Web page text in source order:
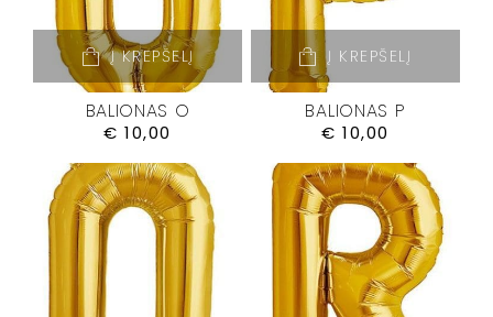
Į KREPŠELĮ
BALIONAS O
€ 10,00
Į KREPŠELĮ
BALIONAS P
€ 10,00